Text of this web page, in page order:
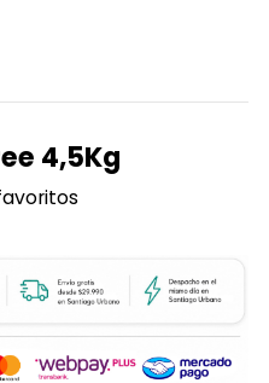
4,5Kg